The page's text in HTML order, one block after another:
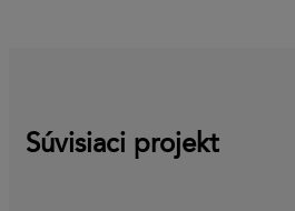
Súvisiaci projekt